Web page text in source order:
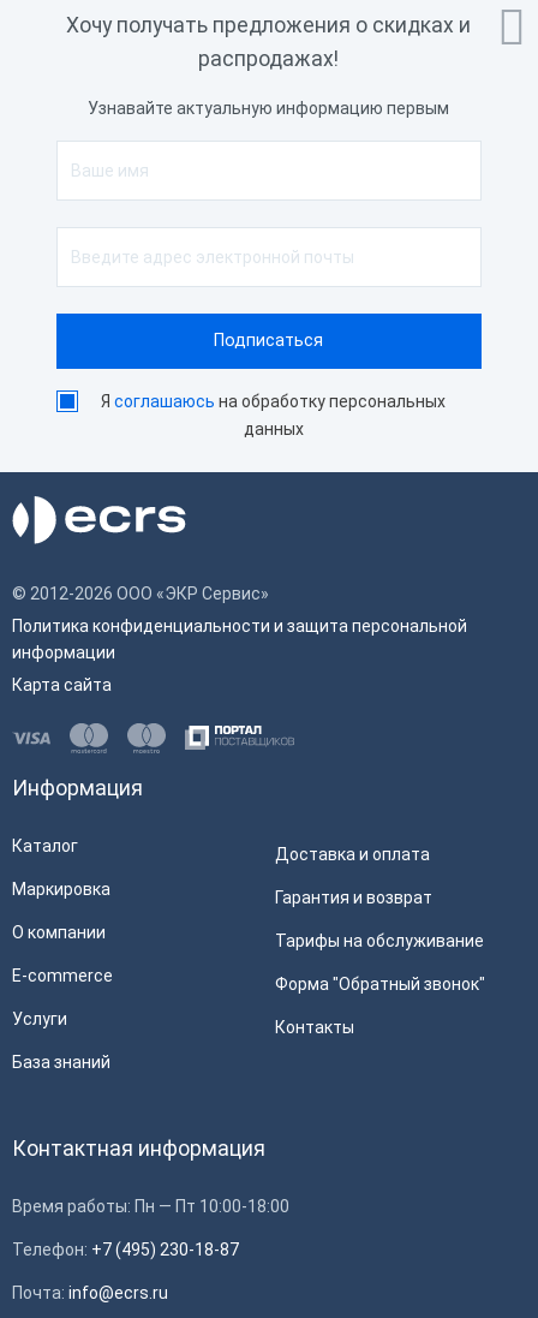

Хочу получать предложения о скидках и
распродажах!
Узнавайте актуальную информацию первым
Ясоглашаюсь на обработку персональных
данных
© 2012-2026 ООО «ЭКР Сервис»
Политика конфиденциальности и защита персональной
информации
Карта сайта
Информация
Каталог
Маркировка
О компании
E-commerce
Услуги
База знаний
Доставка и оплата
Гарантия и возврат
Тарифы на обслуживание
Форма "Обратный звонок"
Контакты
Контактная информация
Время работы: Пн — Пт 10:00-18:00
Телефон: +7 (495) 230-18-87
Почта: info@ecrs.ru